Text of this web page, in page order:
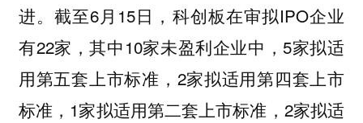
进。截至6月15日，科创板在审拟IPO企业
有22家，其中10家未盈利企业中，5家拟适
用第五套上市标准，2家拟适用第四套上市
标准，1家拟适用第二套上市标准，2家拟适